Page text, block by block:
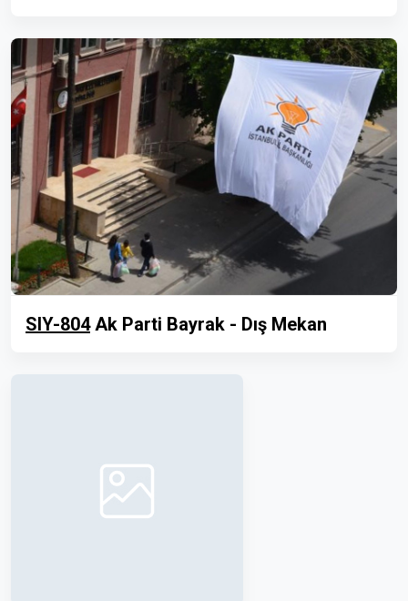
SIY-804Ak Parti Bayrak - Dış Mekan